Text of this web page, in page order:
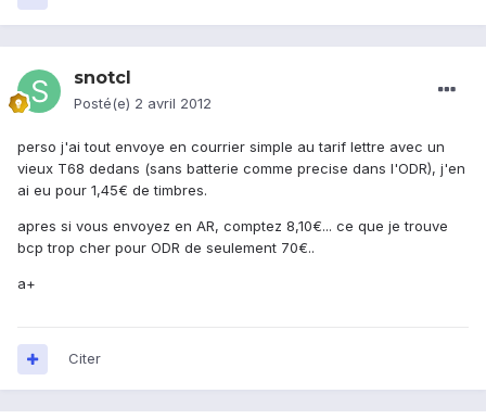
snotcl
Posté(e) 2 avril 2012
perso j'ai tout envoye en courrier simple au tarif lettre avec un
vieux T68 dedans (sans batterie comme precise dans l'ODR), j'en
ai eu pour 1,45€ de timbres.
apres si vous envoyez en AR, comptez 8,10€... ce que je trouve
bcp trop cher pour ODR de seulement 70€..
a+
Citer